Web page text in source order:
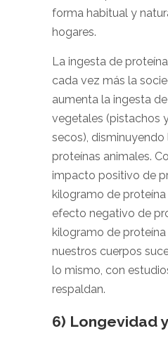
forma habitual y
hogares.
La ingesta de
cada vez más la
aumenta la ingesta
vegetales (pistachos
secos), disminuyendo
proteínas animales.
impacto positivo de
kilogramo de
efecto negativo de
kilogramo de proteína
nuestros cuerpos
lo mismo, con
respaldan.
6) Longevidad